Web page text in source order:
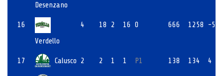
Desenzano
16
Verdello
4 18 2 16 0 666 1258 -592
17 Calusco 2 2 1 1 P1 138 134 4